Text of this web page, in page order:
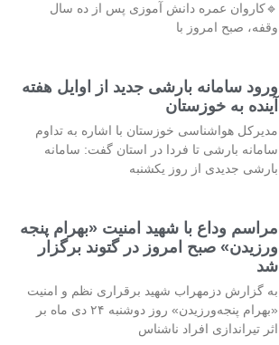
🔹کاروان عمره دانش آموزی پس از ده سال
وقفه، صبح امروز با
ورود سامانه بارشی جدید از اوایل هفته
آینده به خوزستان
مدیرکل هواشناسی خوزستان با اشاره به تداوم
سامانه بارشی تا فردا در استان گفت: سامانه
بارشی جدیدی از روز یکشنبه
مراسم وداع با شهید امنیت «بهرام پنجه
ورزیدن» صبح امروز در گتوند برگزار
شد
به گزارش دزمهراب شهید برقراری نظم و امنیت
«بهرام پنجه‌ورزیدن» روز دوشنبه ۲۴ دی ماه بر
اثر تیراندازی افراد ناشناس